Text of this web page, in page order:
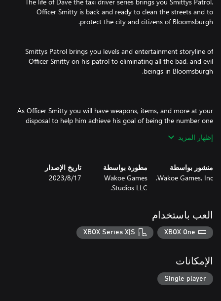
Officer Smitty is back and ready to clean the streets and to
Smittys Patrol brings you levels and entertainment storyline of
Officer Smitty on his patrol to eliminating all the bad, and evil
As Officer Smitty you will have weapons, items, and more at your
disposal to help him achieve his goal of being the number one
إظهار المزيد
منشور بواسطة
Wakoe Games, Inc.
مطورة بواسطة
Wakoe Games
Studios LLC.
تاريخ الإصدار
17‏/8‏/2023
العب باستخدام
XBOX One
XBOX Series X|S
الإمكانات
Single player